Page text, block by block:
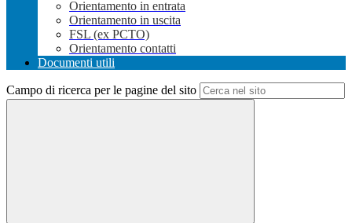
Orientamento in entrata
Orientamento in uscita
FSL (ex PCTO)
Orientamento contatti
Documenti utili
Campo di ricerca per le pagine del sito